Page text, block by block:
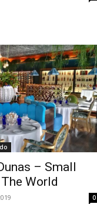
– Small
World
0